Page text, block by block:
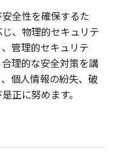
全性を確保するた
、物理的セキュリテ
管理的セキュリテ
理的な安全対策を講
個人情報の紛失、破
正に努めます。